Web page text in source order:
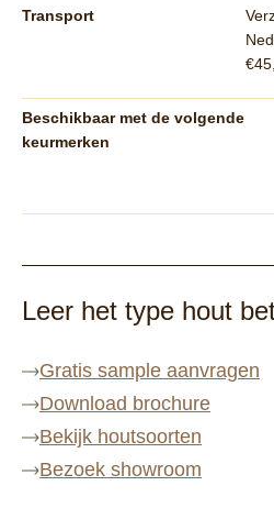
Transport
Beschikbaar met de volgende
keurmerken
Leer het type hout
Gratis sample aanvragen
Download brochure
Bekijk houtsoorten
Bezoek showroom